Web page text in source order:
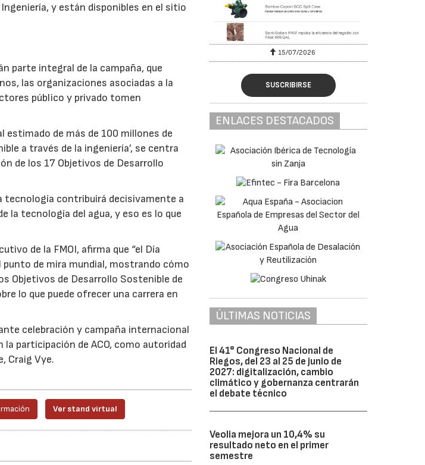
y están disponibles en el sitio
parte integral de la campaña, que
las organizaciones asociadas a la
público y privado tomen
estimado de más de 100 millones de
a través de la ingeniería’, se centra
de los 17 Objetivos de Desarrollo
tecnología contribuirá decisivamente a
la tecnología del agua, y eso es lo que
de la FMOI, afirma que “el Día
punto de mira mundial, mostrando cómo
Objetivos de Desarrollo Sostenible de
lo que puede ofrecer una carrera en
celebración y campaña internacional
la participación de ACO, como autoridad
Craig Vye.
Ver stand virtual
15/07/2026
SUSCRIBIRSE
ENLACES DESTACADOS
ÚLTIMAS NOTICIAS
El 41° Congreso Nacional de
Riegos, del 23 al 25 de junio de
2027: digitalización, cambio
climático y gobernanza centrarán
el debate técnico
Veolia mejora un 10,4% su
resultado neto en el primer
semestre